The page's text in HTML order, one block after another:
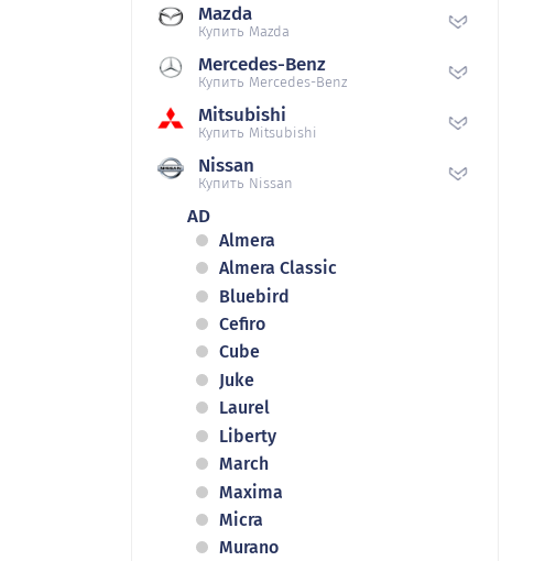
Mazda
Купить Mazda
Mercedes-Benz
Купить Mercedes-Benz
Mitsubishi
Купить Mitsubishi
Nissan
Купить Nissan
AD
Almera
Almera Classic
Bluebird
Cefiro
Cube
Juke
Laurel
Liberty
March
Maxima
Micra
Murano